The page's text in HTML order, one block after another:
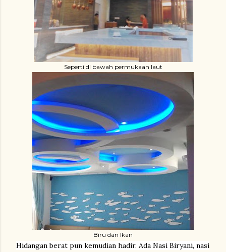
Seperti di bawah permukaan laut
Biru dan Ikan
Hidangan berat pun kemudian hadir. Ada Nasi Biryani, nasi